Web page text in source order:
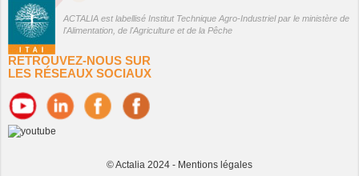
ACTALIA est labellisé Institut Technique Agro-Industriel par le ministère de
l'Alimentation, de l'Agriculture et de la Pêche
RETROUVEZ-NOUS SUR
LES RÉSEAUX SOCIAUX
© Actalia 2024 - Mentions légales